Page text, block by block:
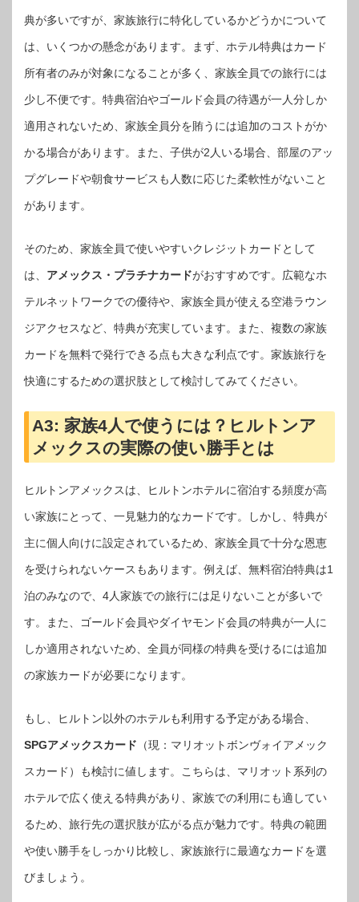
典が多いですが、家族旅行に特化しているかどうかについて
は、いくつかの懸念があります。まず、ホテル特典はカード
所有者のみが対象になることが多く、家族全員での旅行には
少し不便です。特典宿泊やゴールド会員の待遇が一人分しか
適用されないため、家族全員分を賄うには追加のコストがか
かる場合があります。また、子供が2人いる場合、部屋のアッ
プグレードや朝食サービスも人数に応じた柔軟性がないこと
があります。
そのため、家族全員で使いやすいクレジットカードとして
は、 アメックス・プラチナカードがおすすめです。広範なホ
テルネットワークでの優待や、家族全員が使える空港ラウン
ジアクセスなど、特典が充実しています。また、複数の家族
カードを無料で発行できる点も大きな利点です。家族旅行を
快適にするための選択肢として検討してみてください。
A3: 家族4人で使うには？ヒルトンア
メックスの実際の使い勝手とは
ヒルトンアメックスは、ヒルトンホテルに宿泊する頻度が高
い家族にとって、一見魅力的なカードです。しかし、特典が
主に個人向けに設定されているため、家族全員で十分な恩恵
を受けられないケースもあります。例えば、無料宿泊特典は1
泊のみなので、4人家族での旅行には足りないことが多いで
す。また、ゴールド会員やダイヤモンド会員の特典が一人に
しか適用されないため、全員が同様の特典を受けるには追加
の家族カードが必要になります。
もし、ヒルトン以外のホテルも利用する予定がある場合、
SPGアメックスカード （現：マリオットボンヴォイアメック
スカード）も検討に値します。こちらは、マリオット系列の
ホテルで広く使える特典があり、家族での利用にも適してい
るため、旅行先の選択肢が広がる点が魅力です。特典の範囲
や使い勝手をしっかり比較し、家族旅行に最適なカードを選
びましょう。